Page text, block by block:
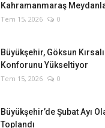
Kahramanmaraş
Tem 15, 2026 0
Büyükşehir, Göksun
Konforunu Yükseltiyor
Tem 15, 2026 0
Büyükşehir’de Şubat Ayı
Toplandı